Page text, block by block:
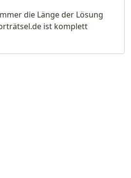
die Länge der Lösung
ist komplett